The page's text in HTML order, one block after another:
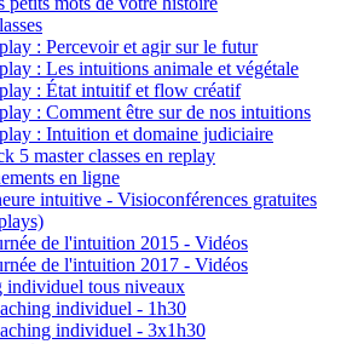
: Percevoir et agir sur le futur
: Les intuitions animale et végétale
: État intuitif et flow créatif
: Comment être sur de nos intuitions
: Intuition et domaine judiciaire
5 master classes en replay
en ligne
intuitive - Visioconférences gratuites
de l'intuition 2015 - Vidéos
de l'intuition 2017 - Vidéos
individuel tous niveaux
individuel - 1h30
individuel - 3x1h30